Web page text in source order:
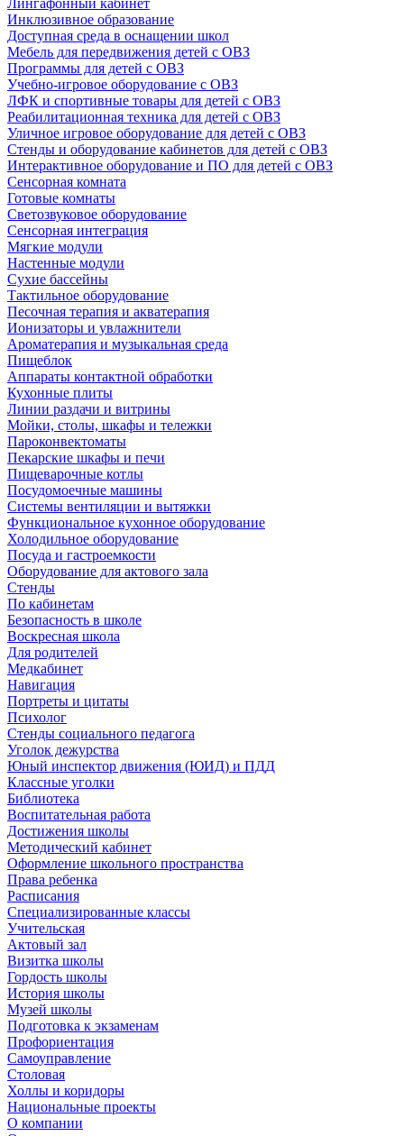
Лингафонный кабинет
Инклюзивное образование
Доступная среда в оснащении школ
Мебель для передвижения детей с ОВЗ
Программы для детей с ОВЗ
Учебно-игровое оборудование с ОВЗ
ЛФК и спортивные товары для детей с ОВЗ
Реабилитационная техника для детей с ОВЗ
Уличное игровое оборудование для детей с ОВЗ
Стенды и оборудование кабинетов для детей с ОВЗ
Интерактивное оборудование и ПО для детей с ОВЗ
Сенсорная комната
Готовые комнаты
Светозвуковое оборудование
Сенсорная интеграция
Мягкие модули
Настенные модули
Сухие бассейны
Тактильное оборудование
Песочная терапия и акватерапия
Ионизаторы и увлажнители
Ароматерапия и музыкальная среда
Пищеблок
Аппараты контактной обработки
Кухонные плиты
Линии раздачи и витрины
Мойки, столы, шкафы и тележки
Пароконвектоматы
Пекарские шкафы и печи
Пищеварочные котлы
Посудомоечные машины
Системы вентиляции и вытяжки
Функциональное кухонное оборудование
Холодильное оборудование
Посуда и гастроемкости
Оборудование для актового зала
Стенды
По кабинетам
Безопасность в школе
Воскресная школа
Для родителей
Медкабинет
Навигация
Портреты и цитаты
Психолог
Стенды социального педагога
Уголок дежурства
Юный инспектор движения (ЮИД) и ПДД
Классные уголки
Библиотека
Воспитательная работа
Достижения школы
Методический кабинет
Оформление школьного пространства
Права ребенка
Расписания
Специализированные классы
Учительская
Актовый зал
Визитка школы
Гордость школы
История школы
Музей школы
Подготовка к экзаменам
Профориентация
Самоуправление
Столовая
Холлы и коридоры
Национальные проекты
О компании